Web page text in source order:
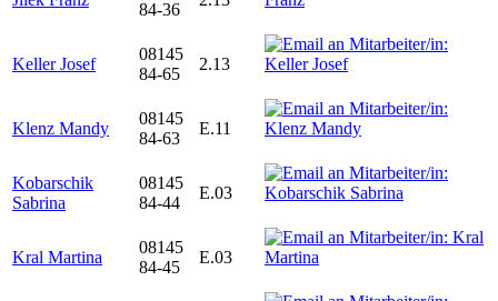
84-36
Keller Josef
08145
84-65
2.13
Klenz Mandy
08145
84-63
E.11
Kobarschik
Sabrina
08145
84-44
E.03
Kral Martina
08145
84-45
E.03